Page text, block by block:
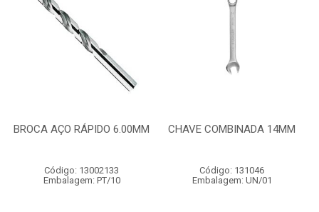
BROCA AÇO RÁPIDO 6.00MM
Código: 13002133
Embalagem: PT/10
CHAVE COMBINADA 14MM
Código: 131046
Embalagem: UN/01